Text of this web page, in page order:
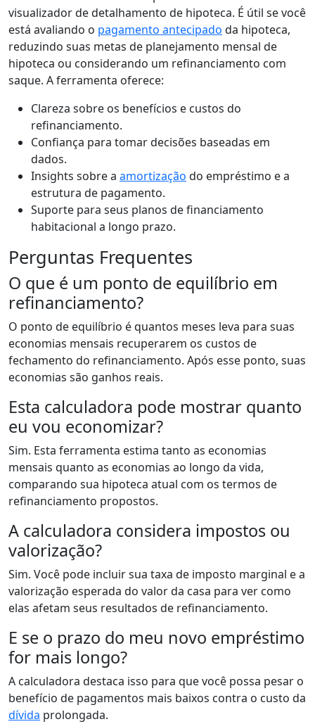
visualizador de detalhamento de hipoteca. É útil se você
está avaliando o pagamento antecipado da hipoteca,
reduzindo suas metas de planejamento mensal de
hipoteca ou considerando um refinanciamento com
saque. A ferramenta oferece:
Clareza sobre os benefícios e custos do
refinanciamento.
Confiança para tomar decisões baseadas em
dados.
Insights sobre a amortização do empréstimo e a
estrutura de pagamento.
Suporte para seus planos de financiamento
habitacional a longo prazo.
Perguntas Frequentes
O que é um ponto de equilíbrio em
refinanciamento?
O ponto de equilíbrio é quantos meses leva para suas
economias mensais recuperarem os custos de
fechamento do refinanciamento. Após esse ponto, suas
economias são ganhos reais.
Esta calculadora pode mostrar quanto
eu vou economizar?
Sim. Esta ferramenta estima tanto as economias
mensais quanto as economias ao longo da vida,
comparando sua hipoteca atual com os termos de
refinanciamento propostos.
A calculadora considera impostos ou
valorização?
Sim. Você pode incluir sua taxa de imposto marginal e a
valorização esperada do valor da casa para ver como
elas afetam seus resultados de refinanciamento.
E se o prazo do meu novo empréstimo
for mais longo?
A calculadora destaca isso para que você possa pesar o
benefício de pagamentos mais baixos contra o custo da
dívida prolongada.